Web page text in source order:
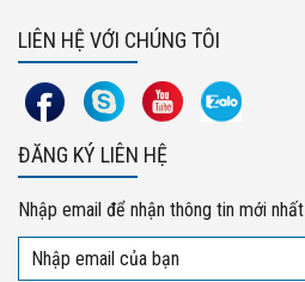
LIÊN HỆ VỚI CHÚNG TÔI
ĐĂNG KÝ LIÊN HỆ
Nhập email để nhận thông tin mới nhất